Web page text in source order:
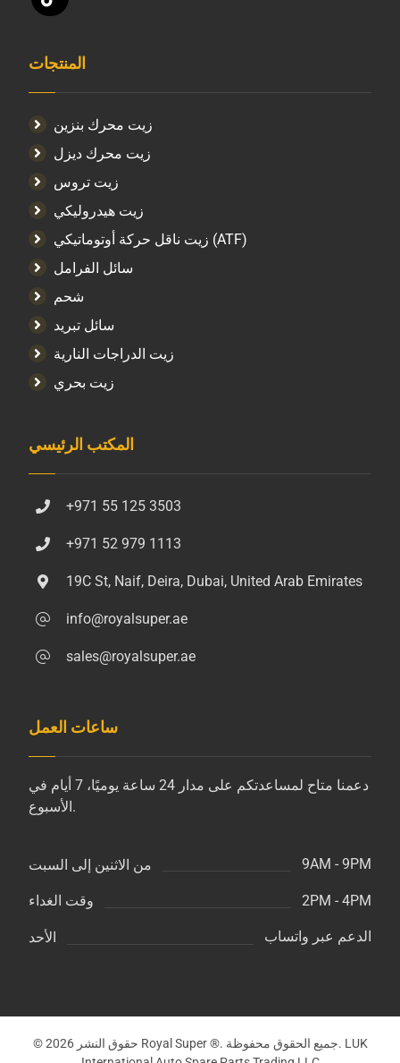
المنتجات
زيت محرك بنزين
زيت محرك ديزل
زيت تروس
زيت هيدروليكي
زيت ناقل حركة أوتوماتيكي (ATF)
سائل الفرامل
شحم
سائل تبريد
زيت الدراجات النارية
زيت بحري
المكتب الرئيسي
+971 55 125 3503
+971 52 979 1113
19C St, Naif, Deira, Dubai, United Arab Emirates
info@royalsuper.ae
sales@royalsuper.ae
ساعات العمل
دعمنا متاح لمساعدتكم على مدار 24 ساعة يوميًا، 7 أيام في
الأسبوع.
من الاثنين إلى السبت 9AM - 9PM
وقت الغداء 2PM - 4PM
الأحد الدعم عبر واتساب
© حقوق النشر 2026 Royal Super ®. جميع الحقوق محفوظة. LUK